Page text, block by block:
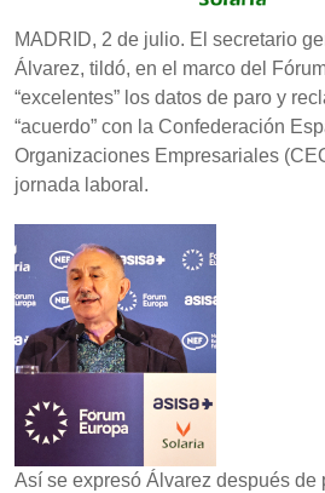
MADRID, 2 de julio. El secretario
Álvarez, tildó, en el marco del
“excelentes” los datos de paro y
“acuerdo” con la Confederación
Organizaciones Empresariales
jornada laboral.
Así se expresó Álvarez después de